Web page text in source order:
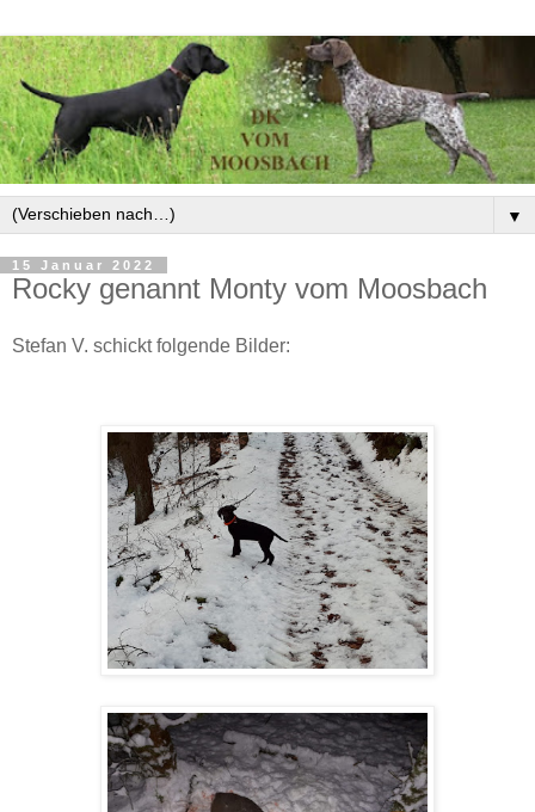
▼
15 Januar 2022
Rocky genannt Monty vom Moosbach
Stefan V. schickt folgende Bilder: